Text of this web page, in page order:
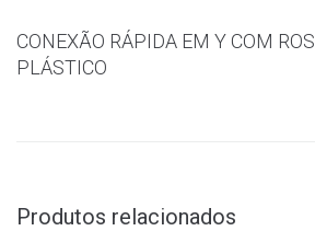
CONEXÃO RÁPIDA EM Y COM
PLÁSTICO
Produtos relacionados